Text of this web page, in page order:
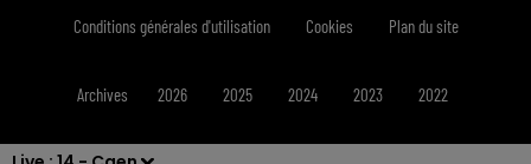
Conditions générales d'utilisation Cookies Plan du site
Archives 2026 2025 2024 2023 2022